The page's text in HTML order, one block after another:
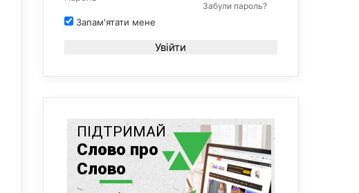
Забули пароль?
Запам'ятати мене
Увійти